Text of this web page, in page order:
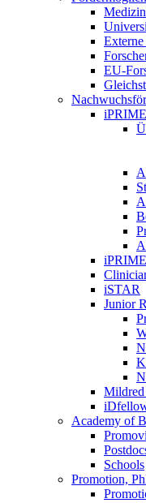
EU-
iPRIME
iSTAR
Junior
Mildred
Academy of
Schools
Promotion,